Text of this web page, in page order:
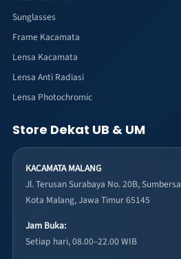
Sunglasses
Frame Kacamata
Lensa Kacamata
Lensa Anti Radiasi
Lensa Photochromic
Store Dekat UB & UM
KACAMATA MALANG
Jl. Terusan Surabaya No. 20B,
Kota Malang, Jawa Timur 65145
Jam Buka:
Setiap hari, 08.00–22.00 WIB